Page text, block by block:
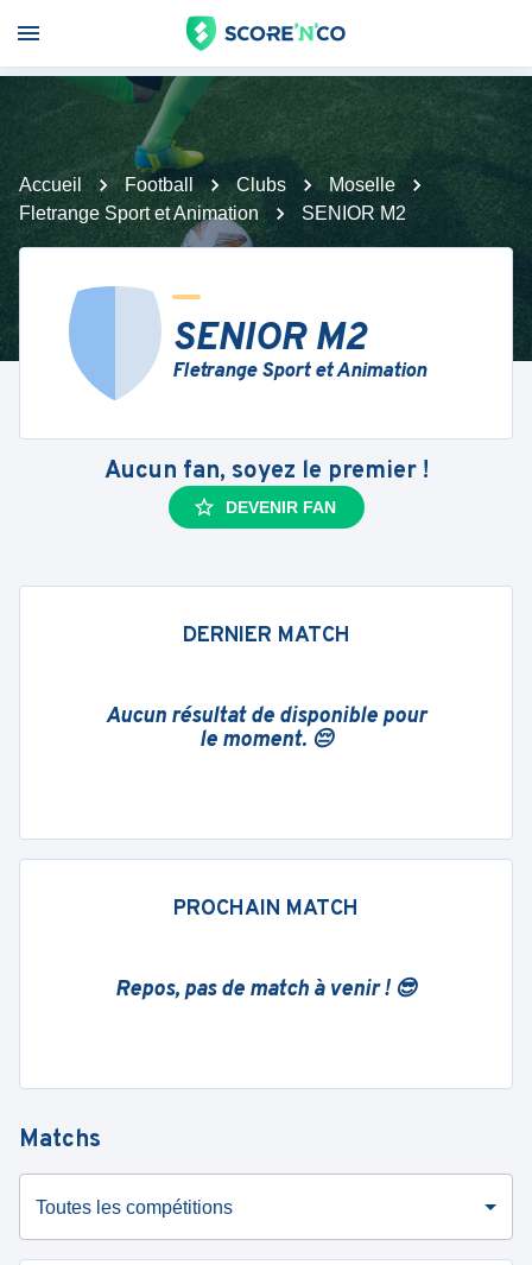
Accueil Football Clubs
Moselle
Fletrange Sport et Animation
SENIOR M2
SENIOR M2
Fletrange Sport et Animation
Aucun fan, soyez le premier !
DEVENIR FAN
DERNIER MATCH
Aucun résultat de disponible pour
le moment. 😔
PROCHAIN MATCH
Repos, pas de match à venir ! 😎
Matchs
Toutes les compétitions